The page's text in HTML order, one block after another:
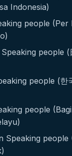
Indonesia)
people (Per
people (
people (한
people
Speaking